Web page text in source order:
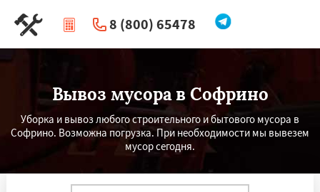
8 (800) 65478
| Перезвоните мне
Вывоз мусора в Софрино
Уборка и вывоз любого строительного и бытового мусора в
Софрино. Возможна погрузка. При необходимости мы вывезем
мусор сегодня.